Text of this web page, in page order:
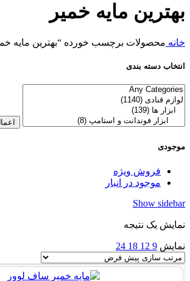
بهترین مایه خمیر
خانه محصولات برچسب خورده “بهترین مایه
انتخاب دسته بندی
موجودی
فروش ویژه
موجود در انبار
Show sidebar
نمایش یک نتیجه
نمایش 9
12
18
24